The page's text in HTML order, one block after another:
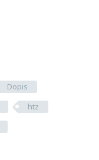
Dopis
htz